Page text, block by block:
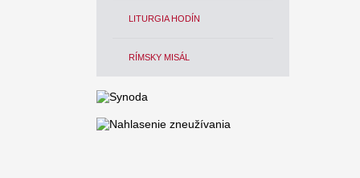
LITURGIA HODÍN
RÍMSKY MISÁL